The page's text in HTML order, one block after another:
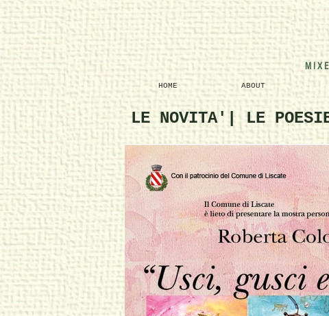
M I X
HOME ABOUT
LE NOVITA'| LE